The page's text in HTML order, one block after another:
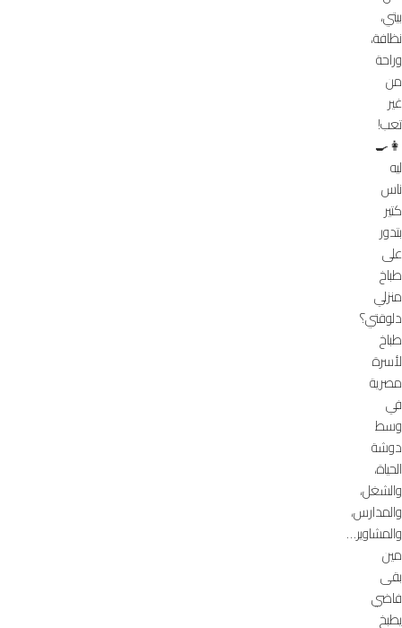
بيتي،
نظافة،
وراحة
من
غير
تعب!
👩‍🍳
ليه
ناس
كتير
بتدور
على
طباخ
منزلي
دلوقتي؟
طباخ
لأسرة
مصرية
في
وسط
دوشة
الحياة،
والشغل،
والمدارس،
والمشاوير…
مين
بقى
فاضي
يطبخ